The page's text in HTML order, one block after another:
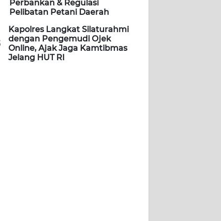
Perbankan & Regulasi
Pelibatan Petani Daerah
Kapolres Langkat Silaturahmi
dengan Pengemudi Ojek
Online, Ajak Jaga Kamtibmas
Jelang HUT RI